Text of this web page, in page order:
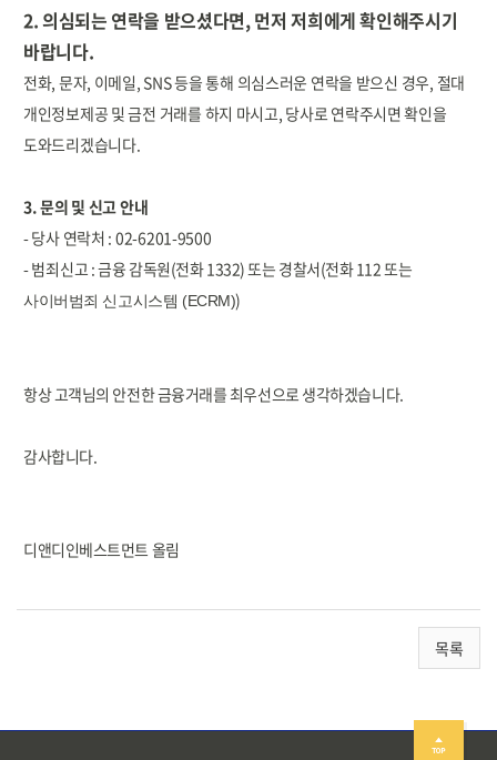
2. 의심되는 연락을 받으셨다면, 먼저 저희에게 확인해주시기
바랍니다.
전화, 문자, 이메일, SNS 등을 통해 의심스러운 연락을 받으신 경우, 절대
개인정보제공 및 금전 거래를 하지 마시고, 당사로 연락주시면 확인을
도와드리겠습니다.
3. 문의 및 신고 안내
- 당사 연락처 : 02-6201-9500
- 범죄신고 :금융 감독원(전화 1332) 또는 경찰서(전화 112 또는
사이버범죄 신고시스템 (ECRM))
항상 고객님의 안전한 금융거래를 최우선으로 생각하겠습니다.
감사합니다.
디앤디인베스트먼트 올림
목록